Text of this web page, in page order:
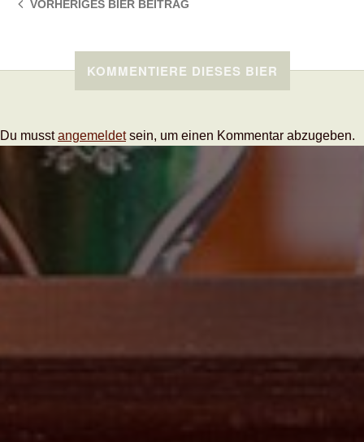
VORHERIGES BIER BEITRAG
KOMMENTIERE DIESES BIER
Du musstangemeldetsein, um einen Kommentar abzugeben.